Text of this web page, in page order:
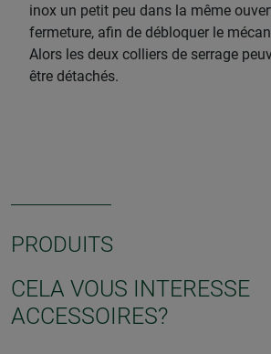
inox un petit peu dans la même
fermeture, afin de débloquer le
Alors les deux colliers de serrage
être détachés.
PRODUITS
CELA VOUS INTERESSE
ACCESSOIRES?